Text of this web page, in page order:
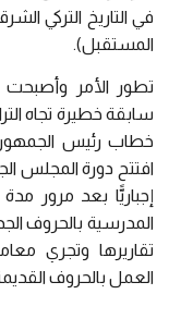
في التاريخ التركي
المستقبل).
تطور الأمر وأصبحت
سابقة خطيرة تجاه
خطاب رئيس
افتتح دورة المجلس
إجباريًّا بعد مرور
المدرسية بالحروف
تقاريرها وتجري
العمل بالحروف